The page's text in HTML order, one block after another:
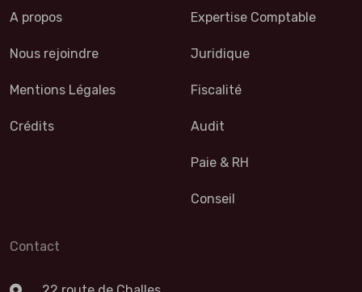
A propos
Nous rejoindre
Mentions Légales
Crédits
Expertise Comptable
Juridique
Fiscalité
Audit
Paie & RH
Conseil
Contact